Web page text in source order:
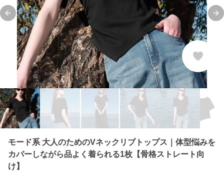
Previous slide
モード系 大人のためのVネックリブトップス｜体型悩みを
カバーしながら品よく着られる1枚【骨格ストレート向
け】